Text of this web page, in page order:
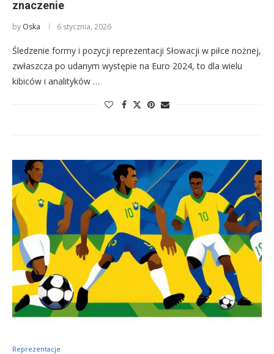
znaczenie
by Oska 6 stycznia, 2026
Śledzenie formy i pozycji reprezentacji Słowacji w piłce nożnej,
zwłaszcza po udanym występie na Euro 2024, to dla wielu
kibiców i analityków …
Reprezentacje